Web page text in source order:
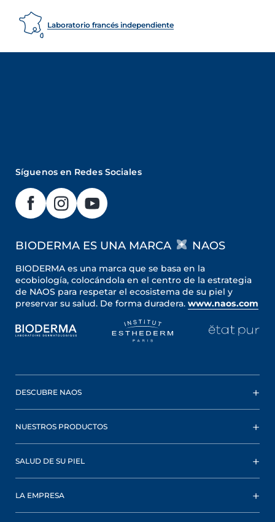
Laboratorio francés independiente
Síguenos en Redes Sociales
BIODERMA ES UNA MARCA NAOS
BIODERMA es una marca que se basa en la
ecobiología, colocándola en el centro de la estrategia
de NAOS para respetar el ecosistema de su piel y
preservar su salud. De forma duradera. www.naos.com
DESCUBRE NAOS
NUESTROS PRODUCTOS
SALUD DE SU PIEL
LA EMPRESA